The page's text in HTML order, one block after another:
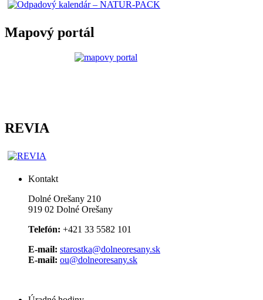
Mapový portál
REVIA
Kontakt
Dolné Orešany 210
919 02 Dolné Orešany
Telefón: +421 33 5582 101
E-mail: starostka@dolneoresany.sk
E-mail: ou@dolneoresany.sk